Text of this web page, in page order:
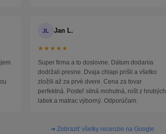
JL Jan L.
★★★★★
Super firma a to doslovne. Dátum dodania
dodržali presne. Dvaja chlapi prišli a všetko
zložili až za prvé dvere. Cena za tovar
perfektná. Posteľ silná mohutná, rošt z hrubých
latiek a matrac výborný. Odporúčam.
➜ Zobraziť všetky recenzie na Google